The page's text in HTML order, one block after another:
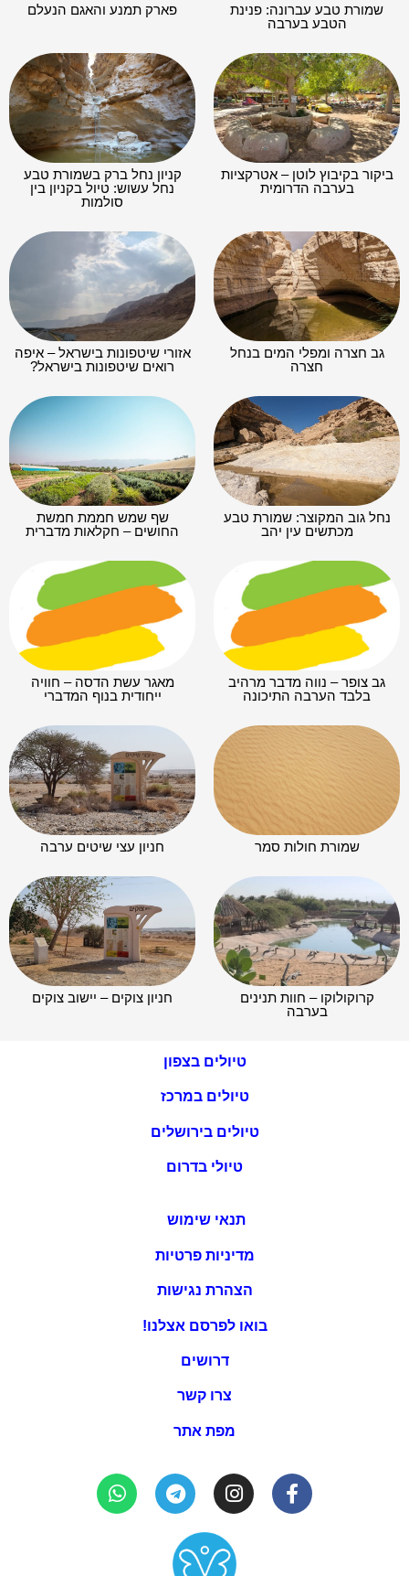
שמורת טבע עברונה: פנינת
הטבע בערבה
פארק תמנע והאגם הנעלם
ביקור בקיבוץ לוטן – אטרקציות
בערבה הדרומית
קניון נחל ברק בשמורת טבע
נחל עשוש: טיול בקניון בין
סולמות
גב חצרה ומפלי המים בנחל
חצרה
אזורי שיטפונות בישראל – איפה
רואים שיטפונות בישראל?
נחל גוב המקוצר: שמורת טבע
מכתשים עין יהב
שף שמש חממת חמשת
החושים – חקלאות מדברית
גב צופר – נווה מדבר מרהיב
בלבד הערבה התיכונה
מאגר עשת הדסה – חוויה
ייחודית בנוף המדברי
שמורת חולות סמר חניון עצי שיטים ערבה
קרוקולוקו – חוות תנינים
בערבה
חניון צוקים – יישוב צוקים
טיולים בצפון
טיולים במרכז
טיולים בירושלים
טיולי בדרום
תנאי שימוש
מדיניות פרטיות
הצהרת נגישות
בואו לפרסם אצלנו!
דרושים
צרו קשר
מפת אתר